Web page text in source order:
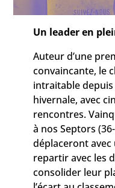
Un leader en
Auteur d’une
convaincante, le
intraitable
hivernale, avec
rencontres.
à nos Septors
déplaceront
repartir avec les
consolider leur